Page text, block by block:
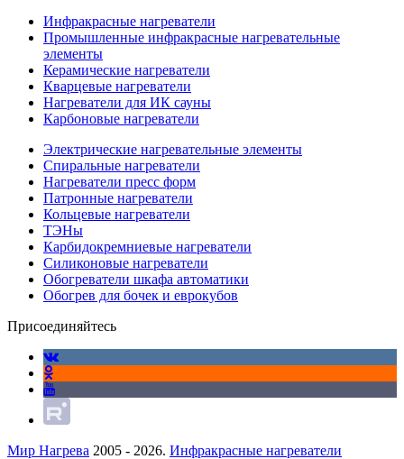
Инфракрасные нагреватели
Промышленные инфракрасные нагревательные
элементы
Керамические нагреватели
Кварцевые нагреватели
Нагреватели для ИК сауны
Карбоновые нагреватели
Электрические нагревательные элементы
Спиральные нагреватели
Нагреватели пресс форм
Патронные нагреватели
Кольцевые нагреватели
ТЭНы
Карбидокремниевые нагреватели
Силиконовые нагреватели
Обогреватели шкафа автоматики
Обогрев для бочек и еврокубов
Присоединяйтесь
Мир Нагрева 2005 - 2026. Инфракрасные нагреватели